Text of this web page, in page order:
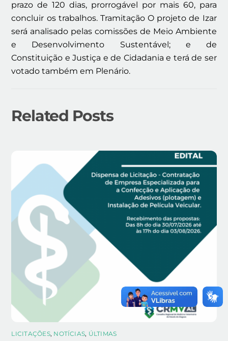
prazo de 120 dias, prorrogável por mais 60, para
concluir os trabalhos. Tramitação O projeto de Izar
será analisado pelas comissões de Meio Ambiente
e Desenvolvimento Sustentável; e de
Constituição e Justiça e de Cidadania e terá de ser
votado também em Plenário.
Related Posts
LICITAÇÕES, NOTÍCIAS, ÚLTIMAS